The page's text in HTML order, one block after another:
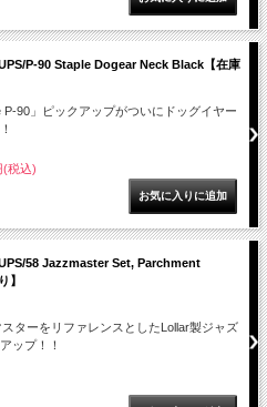
P-90 Staple Dogear Neck Black【在庫
P-90」ピックアップがついにドッグイヤー
(税込)
58 Jazzmaster Set, Parchment
】
ターをリファレンスとしたLollar製ジャズ
ップ！！